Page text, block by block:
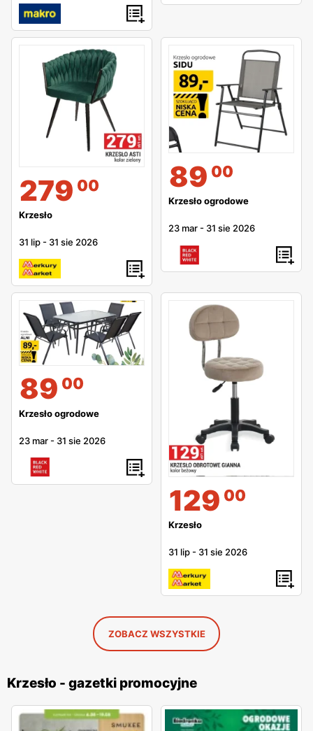
279 00
Krzesło
31 lip - 31 sie 2026
89 00
Krzesło ogrodowe
23 mar - 31 sie 2026
89 00
Krzesło ogrodowe
23 mar - 31 sie 2026
129 00
Krzesło
31 lip - 31 sie 2026
ZOBACZ WSZYSTKIE
Krzesło - gazetki promocyjne